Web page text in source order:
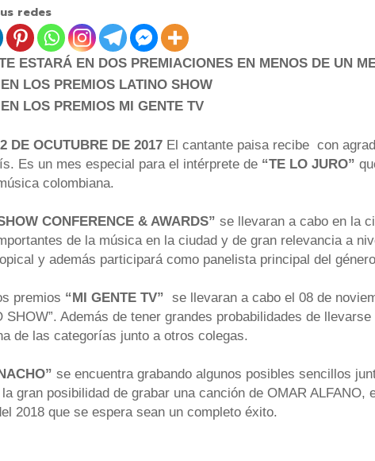
redes
ESTARÁ EN DOS PREMIACIONES EN MENOS DE UN
LOS PREMIOS LATINO SHOW
LOS PREMIOS MI GENTE TV
DE OCUTUBRE DE 2017 El cantante paisa recibe con
Es un mes especial para el intérprete de “TE LO JURO”
colombiana.
CONFERENCE & AWARDS”se llevaran a cabo en la
de la música en la ciudad y de gran relevancia a
y además participará como panelista principal del
premios “MI GENTE TV” se llevaran a cabo el 08 de
SHOW”. Además de tener grandes probabilidades de
de las categorías junto a otros colegas.
se encuentra grabando algunos posibles sencillos
gran posibilidad de grabar una canción de OMAR
2018 que se espera sean un completo éxito.